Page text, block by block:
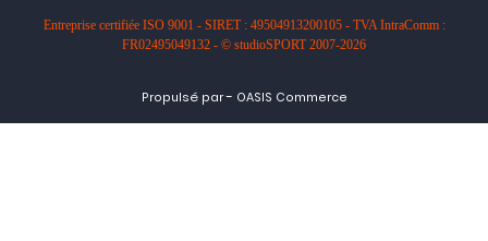
Entreprise certifiée ISO 9001 - SIRET : 49504913200105 - TVA IntraComm :
FR02495049132 - © studioSPORT 2007-2026
Propulsé par- OASIS Commerce